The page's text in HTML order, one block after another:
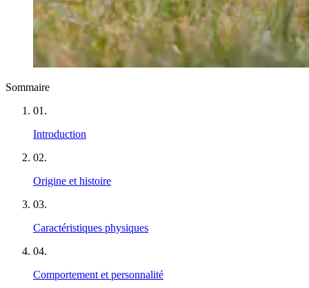
Sommaire
01 .
Introduction
02.
Origine et histoire
03.
Caractéristiques physiques
04.
Comportement et personnalité